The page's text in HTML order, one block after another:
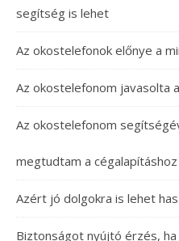
segítség is lehet
Az okostelefonok előnye a
Az okostelefonom javasolta
Az okostelefonom
megtudtam a cégalapításhoz
Azért jó dolgokra is lehet
Biztonságot nyújtó érzés,